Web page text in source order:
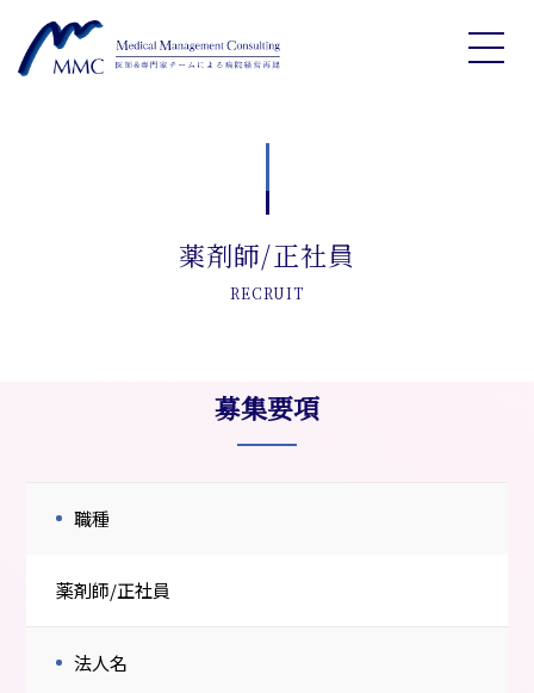
薬剤師/正社員
RECRUIT
募集要項
職種
薬剤師/正社員
法人名